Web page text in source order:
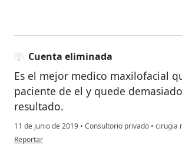
Cuenta eliminada
Es el mejor medico maxilofacial
paciente de el y quede
resultado.
11 de junio de 2019 • Consultorio privado • cirugia
en opinión del usuario Cuenta eliminada
Reportar